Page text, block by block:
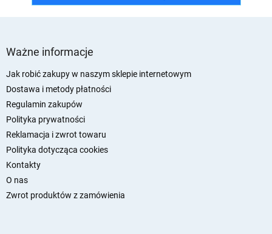
Ważne informacje
Jak robić zakupy w naszym sklepie internetowym
Dostawa i metody płatności
Regulamin zakupów
Polityka prywatności
Reklamacja i zwrot towaru
Polityka dotycząca cookies
Kontakty
O nas
Zwrot produktów z zamówienia